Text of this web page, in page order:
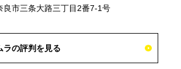
市三条大路三丁目2番7-1号
ラの評判を見る